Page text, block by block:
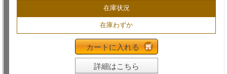
在庫状況
在庫わずか
カートに入れる
詳細はこちら